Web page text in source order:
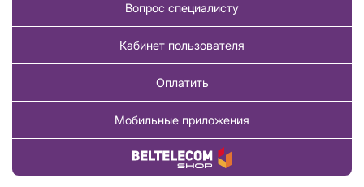
Вопрос специалисту
Кабинет пользователя
Оплатить
Мобильные приложения
Купить товар